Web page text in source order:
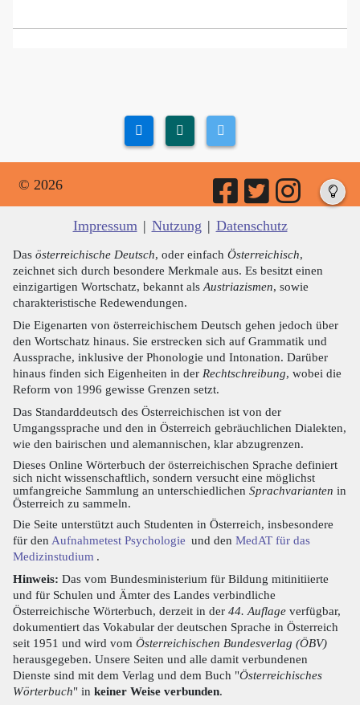
© 2026
Impressum | Nutzung | Datenschutz
Das österreichische Deutsch, oder einfach Österreichisch,
zeichnet sich durch besondere Merkmale aus. Es besitzt einen
einzigartigen Wortschatz, bekannt als Austriazismen, sowie
charakteristische Redewendungen.
Die Eigenarten von österreichischem Deutsch gehen jedoch über
den Wortschatz hinaus. Sie erstrecken sich auf Grammatik und
Aussprache, inklusive der Phonologie und Intonation. Darüber
hinaus finden sich Eigenheiten in der Rechtschreibung, wobei die
Reform von 1996 gewisse Grenzen setzt.
Das Standarddeutsch des Österreichischen ist von der
Umgangssprache und den in Österreich gebräuchlichen Dialekten,
wie den bairischen und alemannischen, klar abzugrenzen.
Dieses Online Wörterbuch der österreichischen Sprache definiert
sich nicht wissenschaftlich, sondern versucht eine möglichst
umfangreiche Sammlung an unterschiedlichen Sprachvarianten in
Österreich zu sammeln.
Die Seite unterstützt auch Studenten in Österreich, insbesondere
für den Aufnahmetest Psychologie und den MedAT für das
Medizinstudium .
Hinweis: Das vom Bundesministerium für Bildung mitinitiierte
und für Schulen und Ämter des Landes verbindliche
Österreichische Wörterbuch, derzeit in der 44. Auflage verfügbar,
dokumentiert das Vokabular der deutschen Sprache in Österreich
seit 1951 und wird vom Österreichischen Bundesverlag (ÖBV)
herausgegeben. Unsere Seiten und alle damit verbundenen
Dienste sind mit dem Verlag und dem Buch "Österreichisches
Wörterbuch" in keiner Weise verbunden.